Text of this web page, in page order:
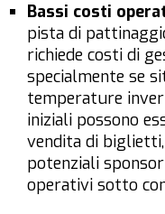
Bassi costi
pista di
richiede costi di
specialmente se
temperature
iniziali possono
vendita di
potenziali
operativi sotto